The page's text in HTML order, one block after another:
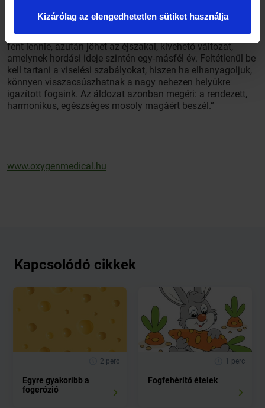
Kizárólag az elengedhetetlen sütiket használja
ismerteti dr. Ameri Sahar. „Aki rászánja magát a kezelésre,
évekkel kell számolnia, amíg megmutatkozik a várt
eredmény. A rögzített szabályzónak legalább egy évig kell
fent lennie, azután jöhet az éjszakai, kivehető változat,
amelynek hordási ideje szintén egy-másfél év. Feltétlenül be
kell tartani a viselési szabályokat, hiszen ha elhanyagoljuk,
könnyen visszacsúszhatnak a nagy nehezen helyükre
igazított fogaink. Az áldozat azonban megéri: a rendezett,
harmonikus, egészséges mosoly magáért beszél.”
www.oxygenmedical.hu
Kapcsolódó cikkek
2 perc
Egyre gyakoribb a
fogerózió
1 perc
Fogfehérítő ételek